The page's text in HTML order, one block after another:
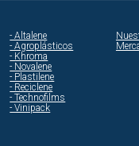
- Altalene
- Agroplásticos
- Khroma
- Novalene
- Plastilene
- Reciclene
- Technofilms
- Vinipack